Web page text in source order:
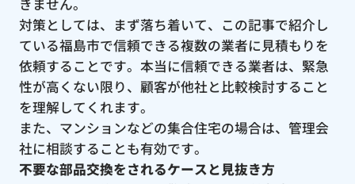
きません。
対策としては、まず落ち着いて、この記事で紹介し
ている福島市で信頼できる複数の業者に見積もりを
依頼することです。本当に信頼できる業者は、緊急
性が高くない限り、顧客が他社と比較検討すること
を理解してくれます。
また、マンションなどの集合住宅の場合は、管理会
社に相談することも有効です。
不要な部品交換をされるケースと見抜き方